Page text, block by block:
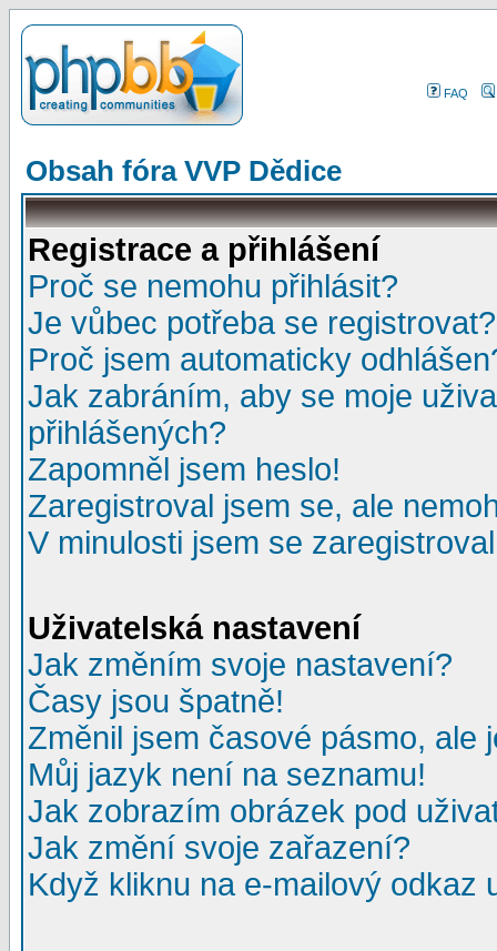
FAQ
Obsah fóra VVP Dědice
Registrace a přihlášení
Proč se nemohu přihlásit?
Je vůbec potřeba se registrovat?
Proč jsem automaticky
Jak zabráním, aby se moje
přihlášených?
Zapomněl jsem heslo!
Zaregistroval jsem se, ale
V minulosti jsem se
Uživatelská nastavení
Jak změním svoje nastavení?
Časy jsou špatně!
Změnil jsem časové pásmo, ale
Můj jazyk není na seznamu!
Jak zobrazím obrázek pod
Jak změní svoje zařazení?
Když kliknu na e-mailový odkaz